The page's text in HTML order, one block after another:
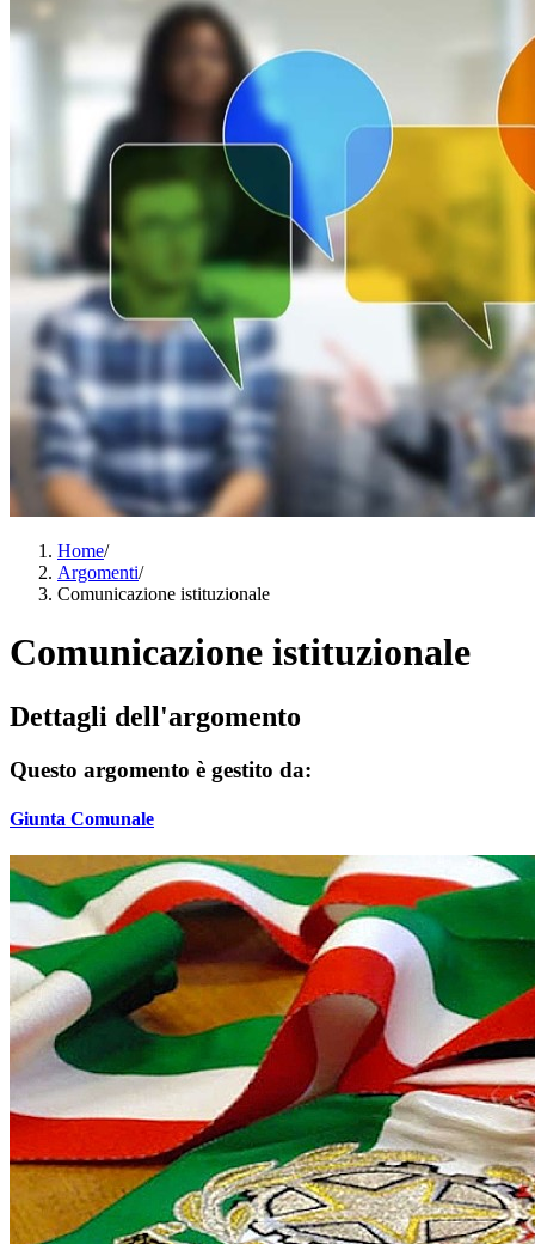
Home/
Argomenti/
Comunicazione istituzionale
Comunicazione istituzionale
Dettagli dell'argomento
Questo argomento è gestito da:
Giunta Comunale